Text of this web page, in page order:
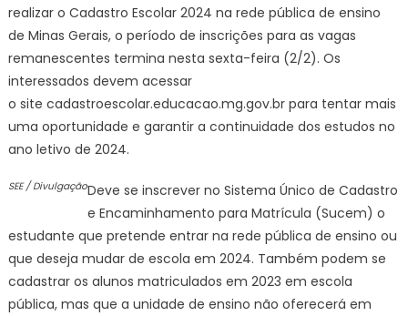
realizar o Cadastro Escolar 2024 na rede pública de ensino
de Minas Gerais, o período de inscrições para as vagas
remanescentes termina nesta sexta-feira (2/2). Os
interessados devem acessar
o site cadastroescolar.educacao.mg.gov.br para tentar mais
uma oportunidade e garantir a continuidade dos estudos no
ano letivo de 2024.
SEE / DivulgaçãoDeve se inscrever no Sistema Único de Cadastro
e Encaminhamento para Matrícula (Sucem) o
estudante que pretende entrar na rede pública de ensino ou
que deseja mudar de escola em 2024. Também podem se
cadastrar os alunos matriculados em 2023 em escola
pública, mas que a unidade de ensino não oferecerá em